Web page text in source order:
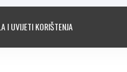
I UVIJETI KORIŠTENJA